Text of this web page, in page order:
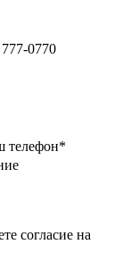
0770
телефон*
согласие на